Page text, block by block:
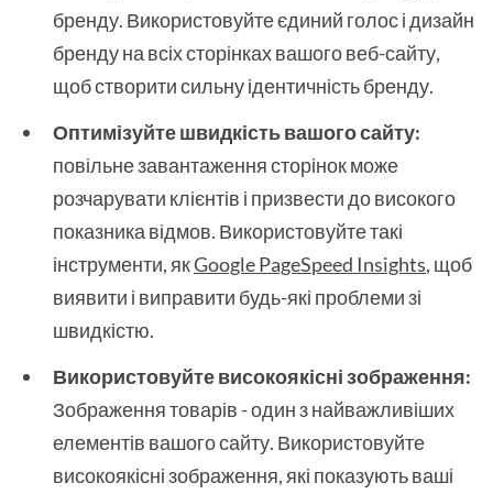
бренду. Використовуйте єдиний голос і дизайн
бренду на всіх сторінках вашого веб-сайту,
щоб створити сильну ідентичність бренду.
Оптимізуйте швидкість вашого сайту:
повільне завантаження сторінок може
розчарувати клієнтів і призвести до високого
показника відмов. Використовуйте такі
інструменти, якGoogle PageSpeed Insights, щоб
виявити і виправити будь-які проблеми зі
швидкістю.
Використовуйте високоякісні зображення:
Зображення товарів - один з найважливіших
елементів вашого сайту. Використовуйте
високоякісні зображення, які показують ваші